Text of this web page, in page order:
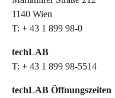
1140 Wien
T: + 43 1 899 98-0
techLAB
T: + 43 1 899 98-5514
techLAB Öffnungszeiten